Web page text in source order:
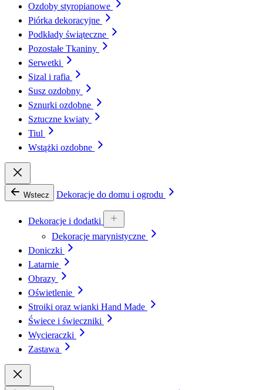
Ozdoby styropianowe
Piórka dekoracyjne
Podkłady świąteczne
Pozostałe Tkaniny
Serwetki
Sizal i rafia
Susz ozdobny
Sznurki ozdobne
Sztuczne kwiaty
Tiul
Wstążki ozdobne
Wstecz Dekoracje do domu i ogrodu
Dekoracje i dodatki
Dekoracje marynistyczne
Doniczki
Latarnie
Obrazy
Oświetlenie
Stroiki oraz wianki Hand Made
Świece i świeczniki
Wycieraczki
Zastawa